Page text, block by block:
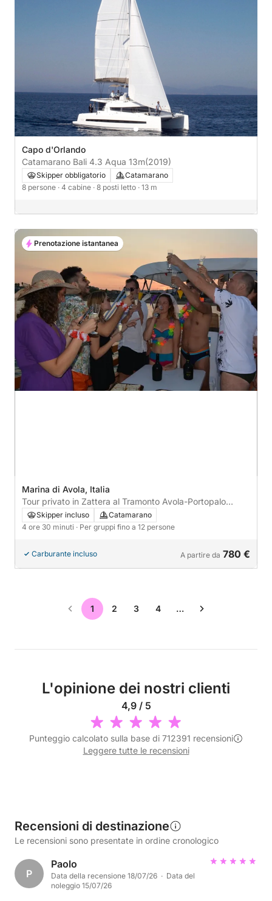
Capo d'Orlando
Catamarano Bali 4.3 Aqua 13m(2019)
Skipper obbligatorio
Catamarano
8 persone · 4 cabine · 8 posti letto · 13 m
Marina di Avola, Italia
Tour privato in Zattera al Tramonto Avola-Portopalo
Skipper & Aperitivo
Skipper incluso
Catamarano
4 ore 30 minuti · Per gruppi fino a 12 persone
Carburante incluso A partire da 780 €
Prenotazione istantanea
1 2 3 4 …
L'opinione dei nostri clienti
4,9 / 5
Punteggio calcolato sulla base di 712391 recensioni
Leggere tutte le recensioni
Recensioni di destinazione
Le recensioni sono presentate in ordine cronologico
P
Paolo
Data della recensione 18/07/26 · Data del
noleggio 15/07/26